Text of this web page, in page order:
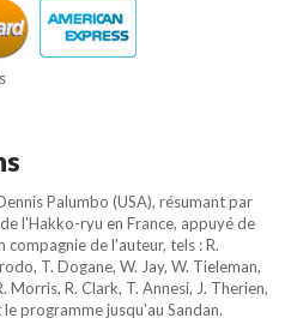
Palumbo (USA), résumant par
l'Hakko-ryu en France, appuyé de
de l'auteur, tels : R.
T. Dogane, W. Jay, W. Tieleman,
Morris, R. Clark, T. Annesi, J. Therien,
programme jusqu'au Sandan.